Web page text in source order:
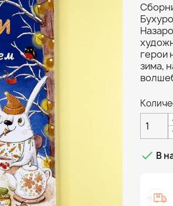
герои
зима,
 В